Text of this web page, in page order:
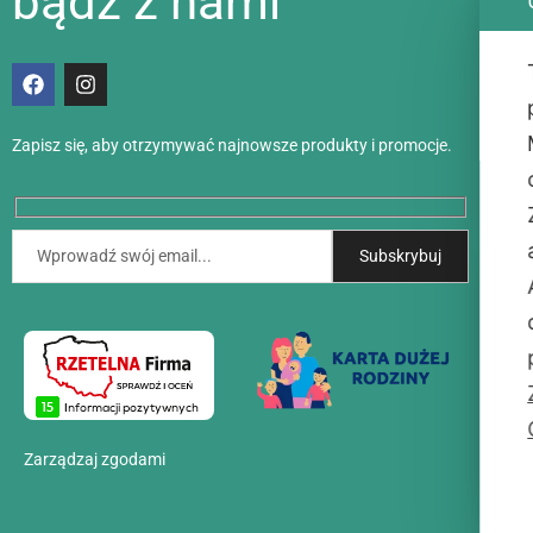
Zapisz się, aby otrzymywać najnowsze produkty i promocje.
Zarządzaj zgodami
O